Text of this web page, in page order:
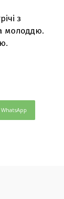
з
молоддю.
WhatsApp